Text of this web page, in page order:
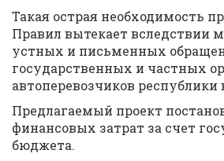
Такая острая необходимость
Правил вытекает вследствии
устных и письменных
государственных и частных
автоперевозчиков республики
Предлагаемый проект
финансовых затрат за счет
бюджета.